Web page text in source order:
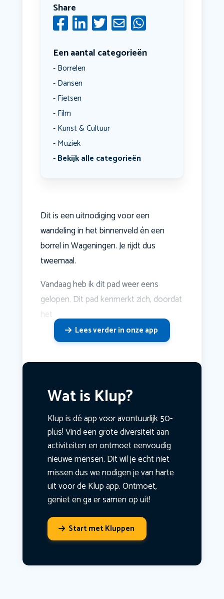
Share
Een aantal categorieën
Borrelen
Dansen
Fietsen
Film
Kunst & Cultuur
Muziek
Bekijk alle categorieën
Dit is een uitnodiging voor een
wandeling in het binnenveld én een
borrel in Wageningen. Je rijdt dus
tweemaal.
Vandaag heb ik dit pad weer eens
gelopen. Dit pad kenmerkt zich, doordat
het
Lees verder in onze app
Wat is Klup?
Klup is dé app voor avontuurlijk 50-
plus! Vind een grote diversiteit aan
activiteiten en ontmoet eenvoudig
nieuwe mensen. Dit wil je echt niet
missen dus we nodigen je van harte
uit voor de Klup app. Ontmoet,
geniet en ga er samen op uit!
Start met Kluppen